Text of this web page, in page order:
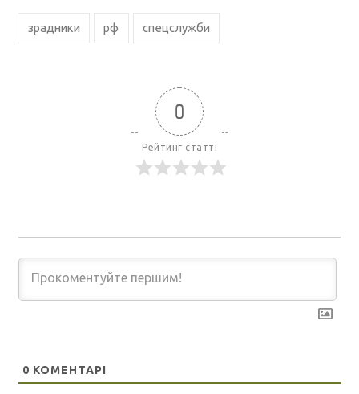
зрадники рф спецслужби
0
Рейтинг статті
0 КОМЕНТАРІ